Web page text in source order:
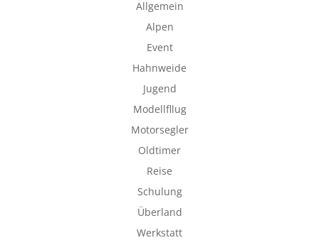
Allgemein
Alpen
Event
Hahnweide
Jugend
Modellfllug
Motorsegler
Oldtimer
Reise
Schulung
Überland
Werkstatt